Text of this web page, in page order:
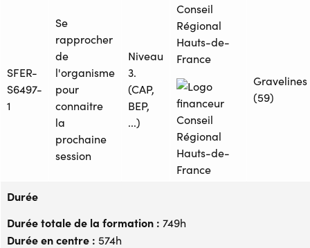
SFER-
S6497-
1
Se
rapprocher
de
l'organisme
pour
connaitre
la
prochaine
session
Niveau
3.
(CAP,
BEP,
...)
Conseil
Régional
Hauts-de-
France
Gravelines
(59)
Durée
Durée totale de la formation : 749h
Durée en centre : 574h